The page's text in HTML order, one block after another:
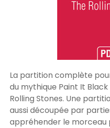
La partition complète
du mythique Paint It
Rolling Stones. Une
aussi découpée par
appréhender le morceau